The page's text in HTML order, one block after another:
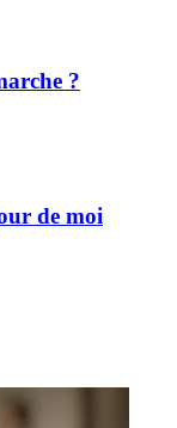
?
de moi